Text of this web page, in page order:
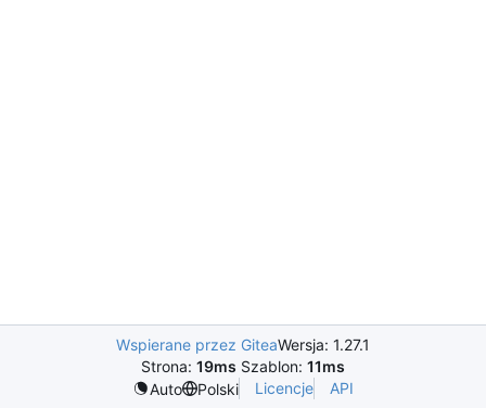
Wspierane przez GiteaWersja: 1.27.1
Strona: 19ms Szablon: 11ms
Auto
Polski Licencje API